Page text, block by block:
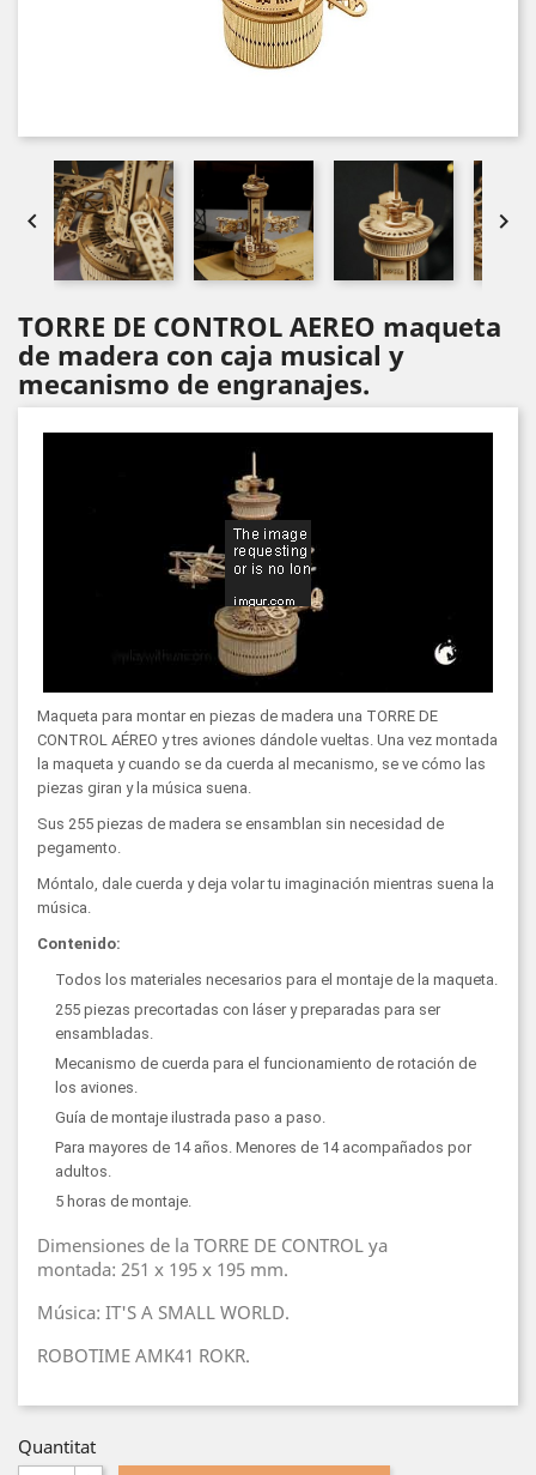
 
TORRE DE CONTROL AEREO maqueta
de madera con caja musical y
mecanismo de engranajes.
Maqueta para montar en piezas de madera una TORRE DE
CONTROL AÉREO y tres aviones dándole vueltas. Una vez montada
la maqueta y cuando se da cuerda al mecanismo, se ve cómo las
piezas giran y la música suena.
Sus 255 piezas de madera se ensamblan sin necesidad de
pegamento.
Móntalo, dale cuerda y deja volar tu imaginación mientras suena la
música.
Contenido:
Todos los materiales necesarios para el montaje de la maqueta.
255 piezas precortadas con láser y preparadas para ser
ensambladas.
Mecanismo de cuerda para el funcionamiento de rotación de
los aviones.
Guía de montaje ilustrada paso a paso.
Para mayores de 14 años. Menores de 14 acompañados por
adultos.
5 horas de montaje.
Dimensiones de la TORRE DE CONTROL ya
montada: 251 x 195 x 195 mm.
Música: IT'S A SMALL WORLD.
ROBOTIME AMK41 ROKR.
Quantitat